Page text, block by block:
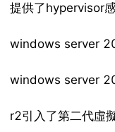
提供了hypervisor
windows server
windows server
r2引入了第二代虛